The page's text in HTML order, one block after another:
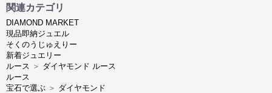
関連カテゴリ
DIAMOND MARKET
現品即納ジュエル
そくのうじゅえりー
新着ジュエリー
ルース ＞ ダイヤモンド ルース
ルース
宝石で選ぶ ＞ ダイヤモンド